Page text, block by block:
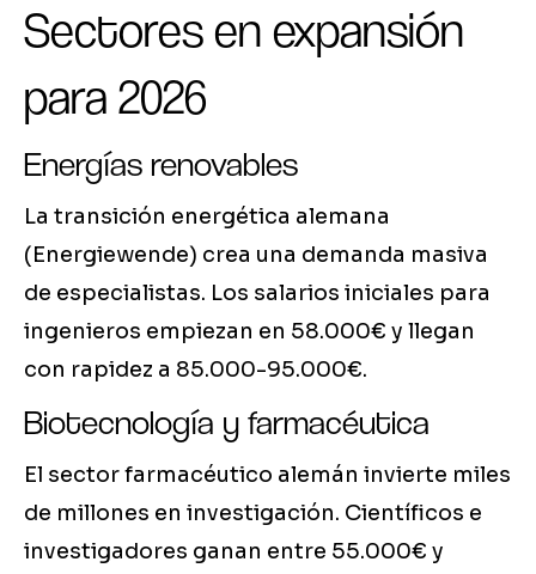
Sectores en expansión
para 2026
Energías renovables
La transición energética alemana
(Energiewende) crea una demanda masiva
de especialistas. Los salarios iniciales para
ingenieros empiezan en 58.000€ y llegan
con rapidez a 85.000-95.000€.
Biotecnología y farmacéutica
El sector farmacéutico alemán invierte miles
de millones en investigación. Científicos e
investigadores ganan entre 55.000€ y